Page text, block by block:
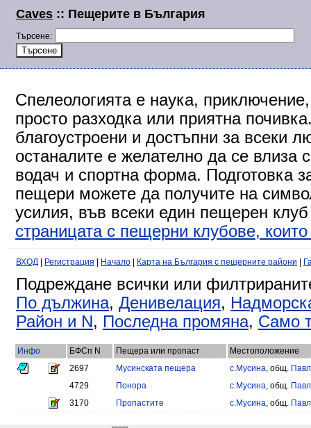
Caves :: Пещерите в България
Търсене:
Спелеологията е наука,
просто разходка или приятна
благоустроени и достъпни за всеки
останалите е желателно да се влиза
водач и спортна форма. Подготовка
пещери можете да получите на
усилия, във всеки един пещерен
страницата с пещерни клубове,
ВХОД Регистрация Начало Карта на България с пещерните райони
Подреждане всички или
По дължина, Денивелация,
Район и N, Последна промяна, Само
Инфо БФСп N Пещера или пропаст
Местоположение
2697
Мусинската пещера с.Мусина, общ.
4729
Понора с.Мусина, общ.
3170
Пропастите с.Мусина, общ.